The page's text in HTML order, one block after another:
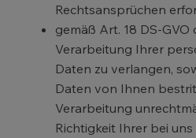
Rechtsansprüchen
gemäß Art. 18 DS-
Verarbeitung Ihrer
Daten zu verlangen,
Daten von Ihnen
Verarbeitung
Richtigkeit Ihrer bei